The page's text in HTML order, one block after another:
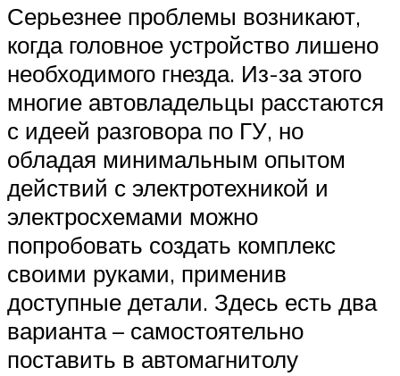
Серьезнее проблемы возникают,
когда головное устройство лишено
необходимого гнезда. Из-за этого
многие автовладельцы расстаются
с идеей разговора по ГУ, но
обладая минимальным опытом
действий с электротехникой и
электросхемами можно
попробовать создать комплекс
своими руками, применив
доступные детали. Здесь есть два
варианта – самостоятельно
поставить в автомагнитолу